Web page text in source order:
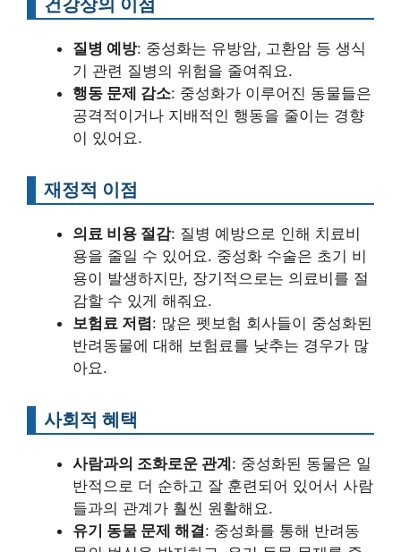
질병 예방: 중성화는 유방암, 고환암 등 생식
기 관련 질병의 위험을 줄여줘요.
행동 문제 감소: 중성화가 이루어진 동물들은
공격적이거나 지배적인 행동을 줄이는 경향
이 있어요.
재정적 이점
의료 비용 절감: 질병 예방으로 인해 치료비
용을 줄일 수 있어요. 중성화 수술은 초기 비
용이 발생하지만, 장기적으로는 의료비를 절
감할 수 있게 해줘요.
보험료 저렴: 많은 펫보험 회사들이 중성화된
반려동물에 대해 보험료를 낮추는 경우가 많
아요.
사회적 혜택
사람과의 조화로운 관계 : 중성화된 동물은 일
반적으로 더 순하고 잘 훈련되어 있어서 사람
들과의 관계가 훨씬 원활해요.
유기 동물 문제 해결: 중성화를 통해 반려동